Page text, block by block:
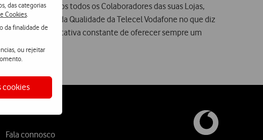
das categorias
Cookies
da finalidade de
ou rejeitar
cookies
envolvidos todos os Colaboradores das suas Lojas,
da Política da Qualidade da Telecel Vodafone no que diz
passo na tentativa constante de oferecer sempre um
Fala connosco